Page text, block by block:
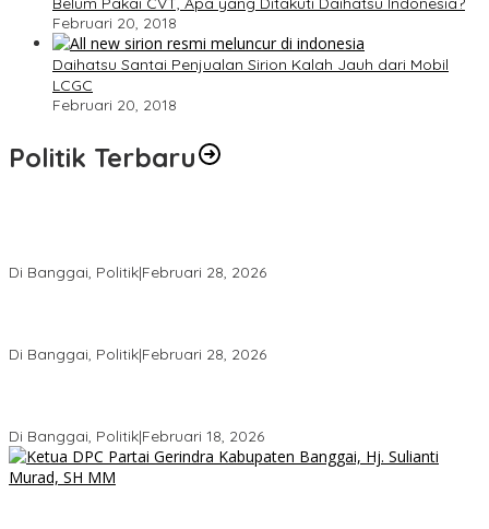
Februari 20, 2018
Daihatsu Santai Penjualan Sirion Kalah Jauh dari Mobil
LCGC
Februari 20, 2018
Politik Terbaru
Di Banggai, Politik|Februari 28, 2026
Di Banggai, Politik|Februari 28, 2026
Di Banggai, Politik|Februari 18, 2026